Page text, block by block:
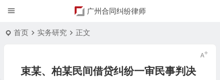
广州合同纠纷律师
首页 实务研究 正文
束某、柏某民间借贷纠纷一审民事判决